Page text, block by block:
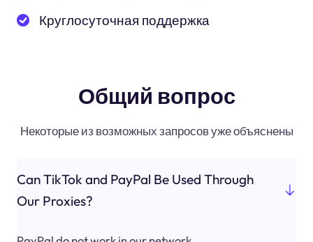
Круглосуточная поддержка
Общий вопрос
Некоторые из возможных запросов уже объяснены
Can TikTok and PayPal Be Used Through
Our Proxies?